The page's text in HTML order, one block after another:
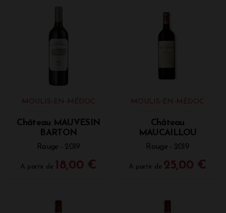
MOULIS-EN-MÉDOC
Château MAUVESIN
BARTON
Rouge - 2019
A partir de 18,00 €
MOULIS-EN-MÉDOC
Château
MAUCAILLOU
Rouge - 2019
A partir de 25,00 €